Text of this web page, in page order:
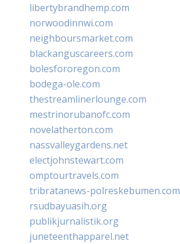
libertybrandhemp.com
norwoodinnwi.com
neighboursmarket.com
blackanguscareers.com
bolesfororegon.com
bodega-ole.com
thestreamlinerlounge.com
mestrinorubanofc.com
novelatherton.com
nassvalleygardens.net
electjohnstewart.com
omptourtravels.com
tribratanews-polreskebumen.com
rsudbayuasih.org
publikjurnalistik.org
juneteenthapparel.net